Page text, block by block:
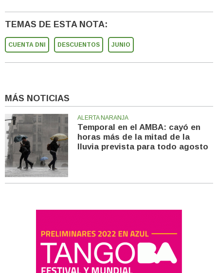
TEMAS DE ESTA NOTA:
CUENTA DNI DESCUENTOS JUNIO
MÁS NOTICIAS
ALERTA NARANJA
Temporal en el AMBA: cayó en
horas más de la mitad de la
lluvia prevista para todo agosto